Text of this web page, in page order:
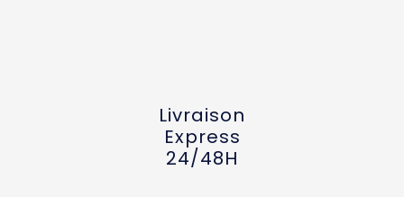
Livraison
Express
24/48H